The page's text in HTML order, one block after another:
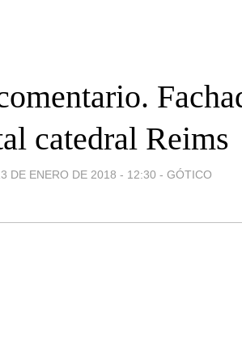
catedral Reims
DE ENERO DE 2018 - 12:30 - GÓTICO